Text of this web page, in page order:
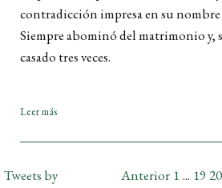
contradicción impresa en su
Siempre abominó del matrimonio y,
casado tres veces.
Leer más
Anterior 1 ... 19 20
Tweets by